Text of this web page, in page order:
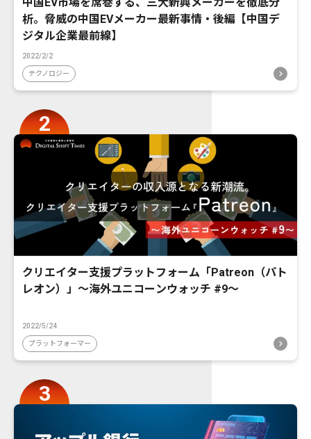
析。脅威の中国EVメーカー最新事情・後編【中国デ
ジタル企業最前線】
2022/2/2
テクノロジー
クリエイター支援プラットフォーム「Patreon（パト
レオン）」〜海外ユニコーンウォッチ #9〜
2022/5/24
プラットフォーマー